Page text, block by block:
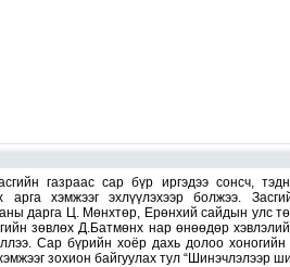
газраас сар бүр иргэдээ сонсч,
арга хэмжээг эхлүүлэхээр болжээ.
дарга Ц. Мөнхтөр, Ерөнхий сайдын улс
зөвлөх Д.Батмөнх нар өнөөдөр
Сар бүрийн хоёр дахь долоо
зохион байгуулах тул “Шинэчлэлээр